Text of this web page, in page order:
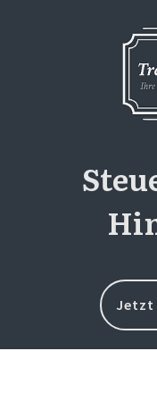
Jetzt